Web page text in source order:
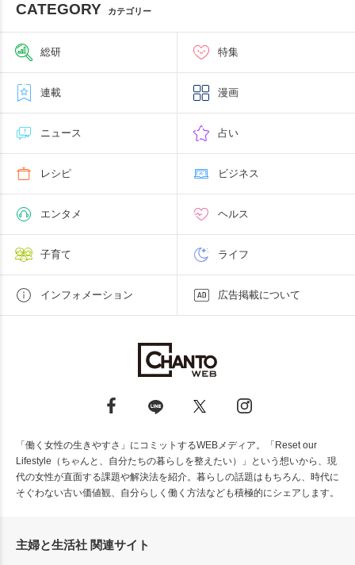
CATEGORY カテゴリー
総研 特集
連載 漫画
ニュース 占い
レシピ ビジネス
エンタメ ヘルス
子育て ライフ
インフォメーション 広告掲載について
「働く女性の生きやすさ」にコミットするWEBメディア。「Reset our
Lifestyle（ちゃんと、自分たちの暮らしを整えたい）」という想いから、現
代の女性が直面する課題や解決法を紹介。暮らしの話題はもちろん、時代に
そぐわない古い価値観、自分らしく働く方法なども積極的にシェアします。
主婦と生活社 関連サイト